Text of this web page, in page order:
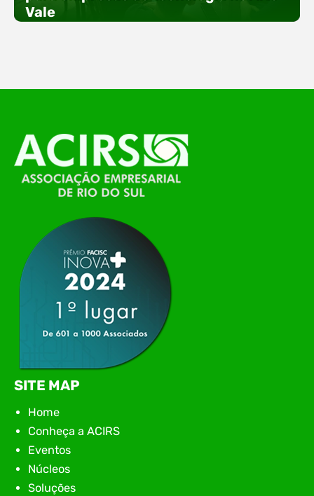
especial voltada à tecnologia, inovação e
empreendedorismo. Durante os três dias de
Vale
O Polo ACATE-ACIRS, por meio do NIAVI – Núcleo
de Tecnologia da Informação do Alto Vale do
Itajaí, realizou, no dia 21 de julho, o evento
Conexão Tech NIAVI, reunindo empresas de
tecnologia da região para uma noite de
apresentação de novas iniciativas para o setor. O
encontro aconteceu em Rio…
SITE MAP
Home
Conheça a ACIRS
Eventos
Núcleos
Soluções